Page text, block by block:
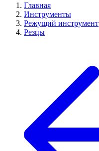
Главная
Инструменты
Режущий инструмент
Резцы